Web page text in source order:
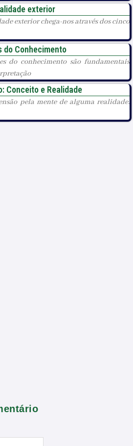
exterior
exterior chega-nos através dos cinco
do Conhecimento
do conhecimento são fundamentais
Conceito e Realidade
pela mente de alguma realidade.